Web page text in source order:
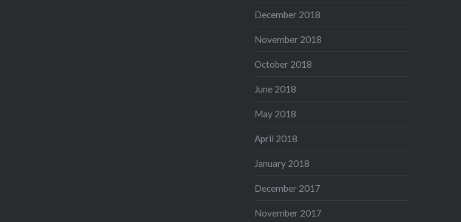
December 2018
November 2018
October 2018
June 2018
May 2018
April 2018
January 2018
December 2017
November 2017